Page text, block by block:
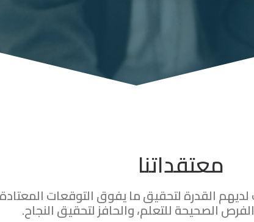
معتقداتنا
القدرة لتحقيق ما يفوق التوقعات
الصحيحة للتعلم، والحافز لتحقيق النجاح.